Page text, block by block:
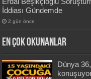
İddiası Gündemde
2 gün önce
En Çok okunanlar
Dünya